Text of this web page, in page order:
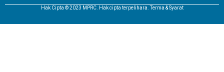
Hak Cipta © 2023 MPRC. Hak cipta terpelihara. Terma & Syarat